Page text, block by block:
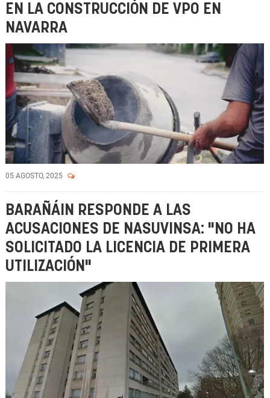
EN LA CONSTRUCCIÓN DE VPO EN
NAVARRA
05 AGOSTO, 2025
BARAÑÁIN RESPONDE A LAS
ACUSACIONES DE NASUVINSA: "NO HA
SOLICITADO LA LICENCIA DE PRIMERA
UTILIZACIÓN"